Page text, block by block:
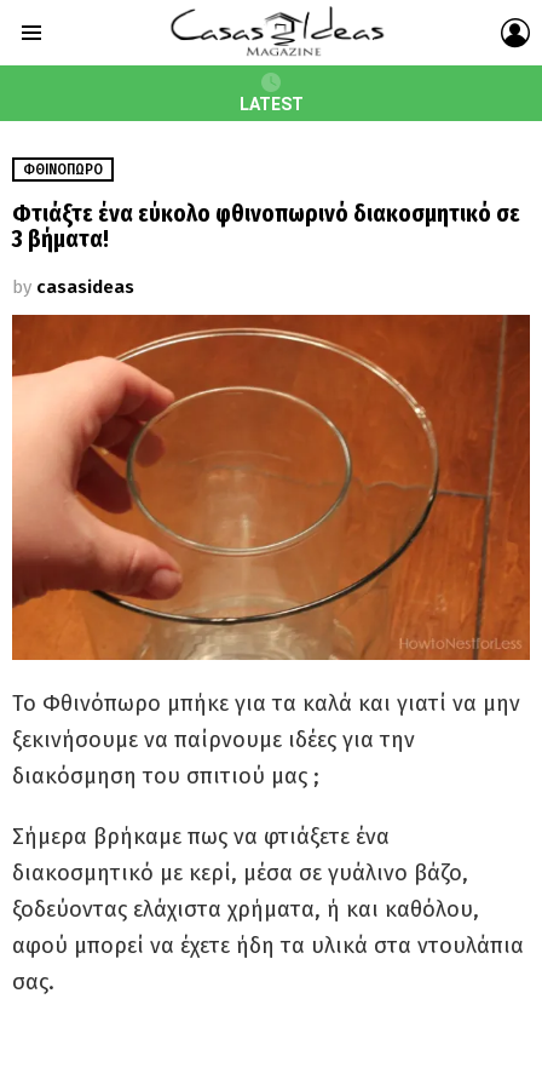
LATEST
ΦΘΙΝΌΠΩΡΟ
Φτιάξτε ένα εύκολο φθινοπωρινό διακοσμητικό σε
3 βήματα!
by casasideas
Το Φθινόπωρο μπήκε για τα καλά και γιατί να μην
ξεκινήσουμε να παίρνουμε ιδέες για την
διακόσμηση του σπιτιού μας ;
Σήμερα βρήκαμε πως να φτιάξετε ένα
διακοσμητικό με κερί, μέσα σε γυάλινο βάζο,
ξοδεύοντας ελάχιστα χρήματα, ή και καθόλου,
αφού μπορεί να έχετε ήδη τα υλικά στα ντουλάπια
σας.